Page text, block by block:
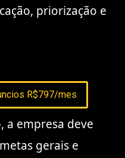
priorização e
R$797/mes
a empresa deve
gerais e